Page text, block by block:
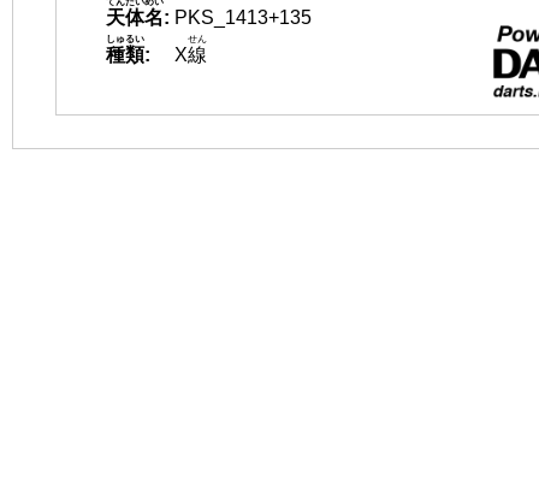
天体名: PKS_1413+135
種類
しゅるい
: X線
せん